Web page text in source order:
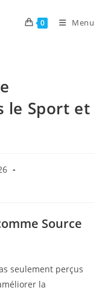
0 Menu
le Sport et
Source
seulement perçus
la